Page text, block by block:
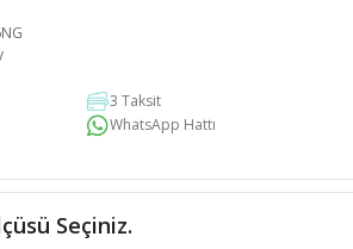
3 Taksit
WhatsApp Hattı
Seçiniz.